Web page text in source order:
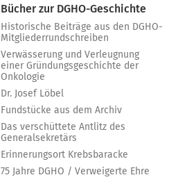
Bücher zur DGHO-Geschichte
Historische Beiträge aus den DGHO-
Mitgliederrundschreiben
Verwässerung und Verleugnung
einer Gründungsgeschichte der
Onkologie
Dr. Josef Löbel
Fundstücke aus dem Archiv
Das verschüttete Antlitz des
Generalsekretärs
Erinnerungsort Krebsbaracke
75 Jahre DGHO / Verweigerte Ehre